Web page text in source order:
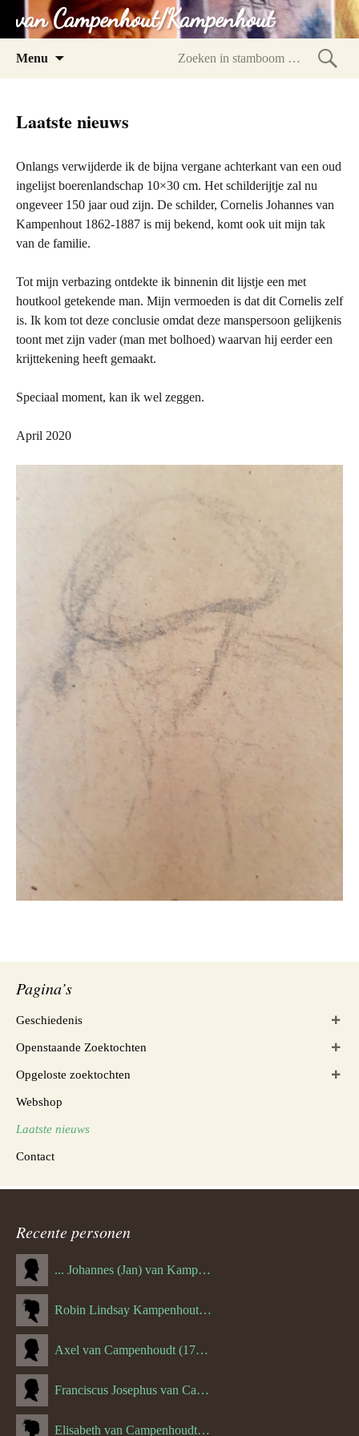
van Campenhout/Kampenhout
Menu
Laatste nieuws
Onlangs verwijderde ik de bijna vergane achterkant van een oud
ingelijst boerenlandschap 10×30 cm. Het schilderijtje zal nu
ongeveer 150 jaar oud zijn. De schilder, Cornelis Johannes van
Kampenhout 1862-1887 is mij bekend, komt ook uit mijn tak
van de familie.
Tot mijn verbazing ontdekte ik binnenin dit lijstje een met
houtkool getekende man. Mijn vermoeden is dat dit Cornelis zelf
is. Ik kom tot deze conclusie omdat deze manspersoon gelijkenis
toont met zijn vader (man met bolhoed) waarvan hij eerder een
krijttekening heeft gemaakt.
Speciaal moment, kan ik wel zeggen.
April 2020
Pagina’s
Geschiedenis
Openstaande Zoektochten
Opgeloste zoektochten
Webshop
Laatste nieuws
Contact
Recente personen
... Johannes (Jan) van Kampenhout (1311.)
Robin Lindsay Kampenhout (1346.) (06-03-2023)
Axel van Campenhoudt (1738.)
Franciscus Josephus van Campenhoudt (1719.) (10-08-1875)
Elisabeth van Campenhoudt (1716.) (28-05-1870)